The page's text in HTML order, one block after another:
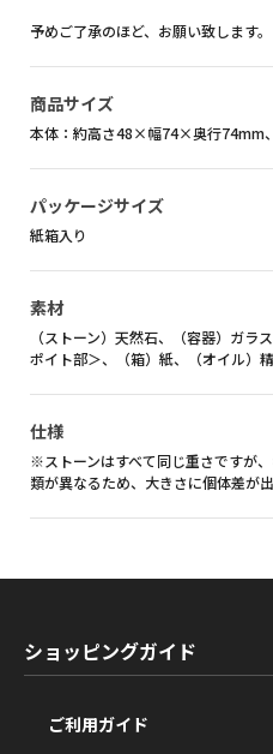
予めご了承のほど、お願い致します。
商品サイズ
本体：約高さ48×幅74×奥行74mm
パッケージサイズ
紙箱入り
素材
（ストーン）天然石、（容器）ガラ
ポイト部＞、（箱）紙、（オイル）
仕様
※ストーンはすべて同じ重さですが
類が異なるため、大きさに個体差が
ショッピングガイド
ご利用ガイド